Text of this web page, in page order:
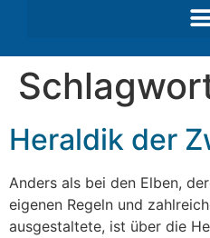
Heraldik der
Anders als bei den Elben,
eigenen Regeln und
ausgestaltete, ist über die